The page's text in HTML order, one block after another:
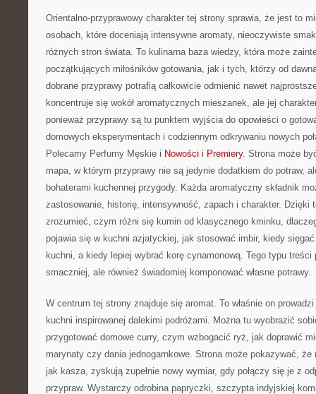
Orientalno-przyprawowy charakter tej strony sprawia, że jest to
osobach, które doceniają intensywne aromaty, nieoczywiste
różnych stron świata. To kulinarna baza wiedzy, która może
początkujących miłośników gotowania, jak i tych, którzy od
dobrane przyprawy potrafią całkowicie odmienić nawet
koncentruje się wokół aromatycznych mieszanek, ale jej
ponieważ przyprawy są tu punktem wyjścia do opowieści o
domowych eksperymentach i codziennym odkrywaniu nowych
Polecamy Perfumy Męskie i Nowości i Premiery. Strona może
mapa, w którym przyprawy nie są jedynie dodatkiem do potraw,
bohaterami kuchennej przygody. Każda aromatyczny składnik
zastosowanie, historię, intensywność, zapach i charakter. Dzięki
zrozumieć, czym różni się kumin od klasycznego kminku,
pojawia się w kuchni azjatyckiej, jak stosować imbir, kiedy
kuchni, a kiedy lepiej wybrać korę cynamonową. Tego typu
smaczniej, ale również świadomiej komponować własne potrawy.
W centrum tej strony znajduje się aromat. To właśnie on
kuchni inspirowanej dalekimi podróżami. Można tu wyobrazić
przygotować domowe curry, czym wzbogacić ryż, jak doprawić
marynaty czy dania jednogarnkowe. Strona może pokazywać, że
jak kasza, zyskują zupełnie nowy wymiar, gdy połączy się je z
przypraw. Wystarczy odrobina papryczki, szczypta indyjskiej